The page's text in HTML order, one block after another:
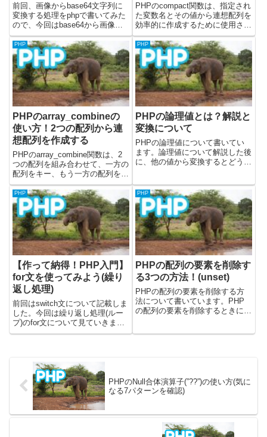
前回、画像からbase64文字列に
変換する処理をphpで書いてみた
ので、今回はbase64から画像に
変換してダウンロードする処理を
書いてみました。base64_decode
の使い方の記載と、実際に変換し
て画像をダウンロードできるサイ
トのサン...
PHPのcompact関数は、指定され
た変数名とその値から連想配列を
効率的に作成するために使用され
ます。特に、複数の変数をまとめ
て関数に渡したい場合や、テンプ
レートシステムに変数を引き渡す
際など、コードを簡潔に保ちたい
場合に非常に便利です。...
PHP
PHPのarray_combineの
使い方！2つの配列から連
想配列を作成する
PHPのarray_combine関数は、2
つの配列を組み合わせて、一方の
配列をキー、もう一方の配列を値
とする新しい配列を作成します。
この関数を使うと、2つの配列の
要素を関連付けて連想配列を作成
することができます。例えば、商
品名と価格の配列...
PHP
PHPの論理値とは？解説と
変換について
PHPの論理値について書いてい
ます。論理値について解説した後
に、他の値から変換するとどうな
はfalseのどちらかの値です。変
数に入れて使うことができます。
プログラムを書いてい...
PHP
【作って納得！PHP入門】
for文を使ってみよう(繰り
返し処理)
前回はswitch文について記載しま
した。今回は繰り返し処理(ルー
プ)のfor文について見ていきま
す。最初にfor文についての説明
について学んでいきます。この記
事の目標（作るもの...
PHP
PHPの配列の要素を削除す
る3つの方法！(unset)
PHPの配列の要素を削除する方
法について書いています。PHP
の配列の要素を削除するときに
PHPのNull合体演算子(”??”)の使い方(気に
なる7パターンを確認)